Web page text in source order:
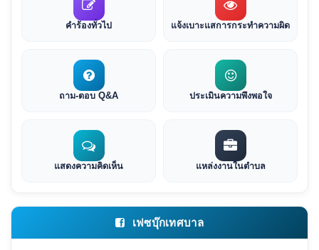
คำร้องทั่วไป แจ้งเบาะแสการกระทำความผิด
ถาม-ตอบ Q&A ประเมินความพึงพอใจ
แสดงความคิดเห็น แหล่งงานในตำบล
เฟซบุ๊กเทศบาล